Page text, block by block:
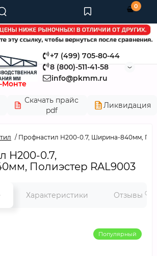
+7 (499) 705-80-44
8 (800)-511-41-58
info@pkmm.ru
Монте
Скачать прайс
pdf
Ликвидация
0
Профнастил Н200-0.7, Ширина-840мм,
Н200-0.7,
Полиэстер RAL9003
Характеристики Отзывы 0
Популярный